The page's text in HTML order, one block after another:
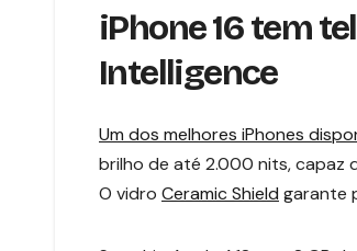
iPhone 16 tem
Intelligence
Um dos melhores iPhones
brilho de até 2.000 nits, capaz
O vidro Ceramic Shield garante